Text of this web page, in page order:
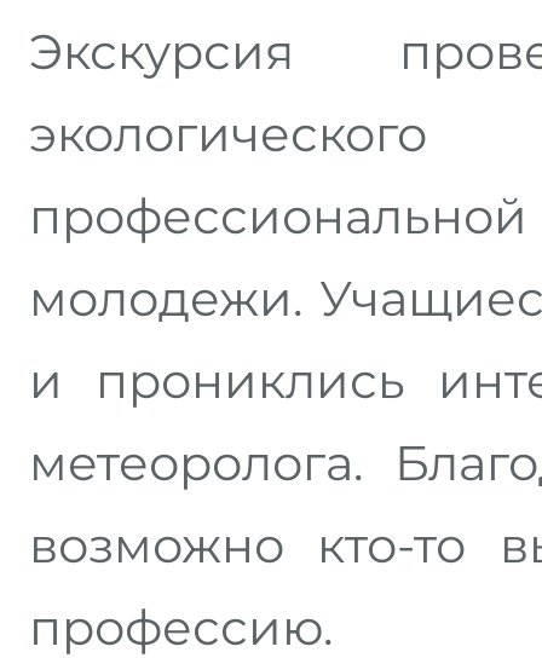
Экскурсия
молодежи.
и прониклись
метеоролога.
возможно кто-то
профессию.